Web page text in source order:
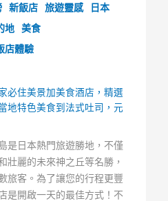
新飯店 旅遊靈感
日本
地 美食
店體驗
必住美景加美食酒店，精選
地特色美食到法式吐司，元
是日本熱門旅遊勝地，不僅
壯麗的未來神之丘等名勝，
旅客。為了讓您的行程更豐
是開啟一天的最佳方式！不